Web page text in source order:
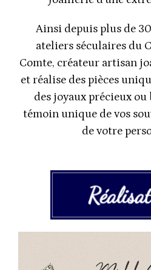
Ainsi depuis plus de 30
ateliers séculaires du
Comte, créateur artisan
et réalise des pièces
des joyaux précieux
témoin unique de vos
de votre